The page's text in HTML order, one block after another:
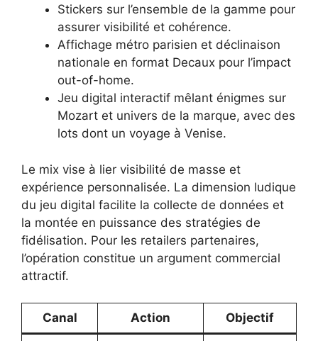
Stickers sur l’ensemble de la gamme pour
assurer visibilité et cohérence.
Affichage métro parisien et déclinaison
nationale en format Decaux pour l’impact
out-of-home.
Jeu digital interactif mêlant énigmes sur
Mozart et univers de la marque, avec des
lots dont un voyage à Venise.
Le mix vise à lier visibilité de masse et
expérience personnalisée. La dimension ludique
du jeu digital facilite la collecte de données et
la montée en puissance des stratégies de
fidélisation. Pour les retailers partenaires,
l’opération constitue un argument commercial
attractif.
Canal Action Objectif